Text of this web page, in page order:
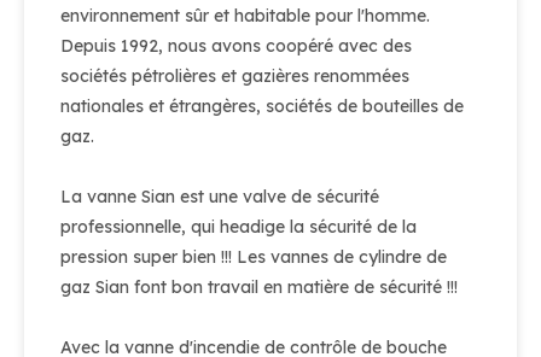
environnement sûr et habitable pour l'homme.
Depuis 1992, nous avons coopéré avec des
sociétés pétrolières et gazières renommées
nationales et étrangères, sociétés de bouteilles de
gaz.
La vanne Sian est une valve de sécurité
professionnelle, qui headige la sécurité de la
pression super bien !!! Les vannes de cylindre de
gaz Sian font bon travail en matière de sécurité !!!
Avec la vanne d'incendie de contrôle de bouche